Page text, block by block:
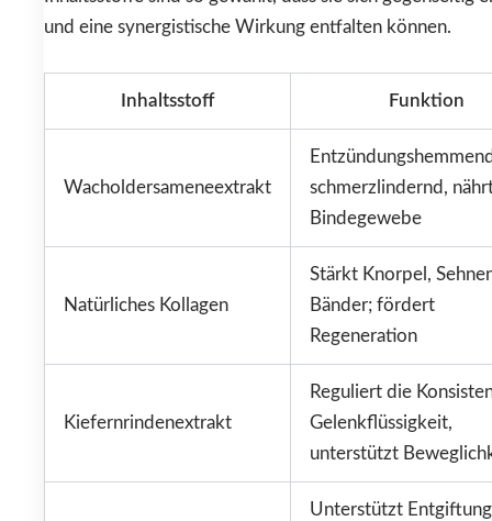
und eine synergistische Wirkung entfalten können.
Inhaltsstoff Funktion
Wacholdersameneextrakt
schmerzlindernd,
Bindegewebe
Natürliches Kollagen
Stärkt Knorpel,
Bänder; fördert
Regeneration
Kiefernrindenextrakt
Reguliert die
Gelenkflüssigkeit,
unterstützt
Unterstützt